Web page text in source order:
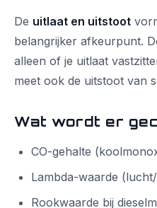
De uitlaat en uitstoot
belangrijker afkeurpunt.
alleen of je uitlaat
meet ook de uitstoot van
Wat wordt er
CO-gehalte
Lambda-waarde
Rookwaarde bij